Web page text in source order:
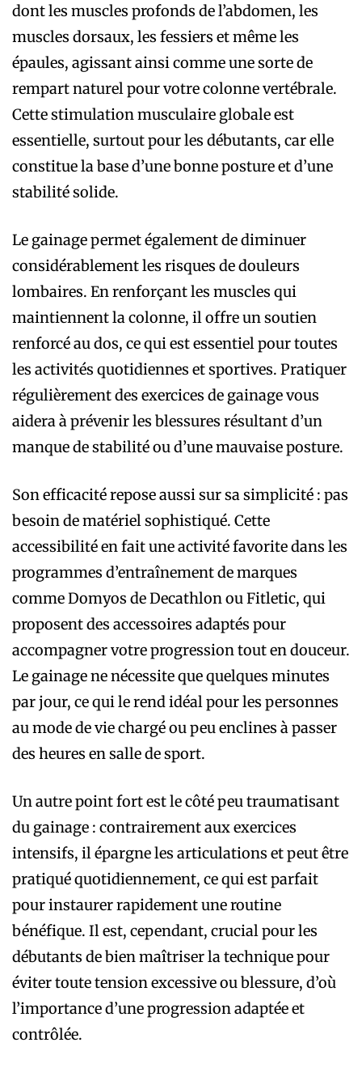
dont les muscles profonds de l’abdomen, les
muscles dorsaux, les fessiers et même les
épaules, agissant ainsi comme une sorte de
rempart naturel pour votre colonne vertébrale.
Cette stimulation musculaire globale est
essentielle, surtout pour les débutants, car elle
constitue la base d’une bonne posture et d’une
stabilité solide.
Le gainage permet également de diminuer
considérablement les risques de douleurs
lombaires. En renforçant les muscles qui
maintiennent la colonne, il offre un soutien
renforcé au dos, ce qui est essentiel pour toutes
les activités quotidiennes et sportives. Pratiquer
régulièrement des exercices de gainage vous
aidera à prévenir les blessures résultant d’un
manque de stabilité ou d’une mauvaise posture.
Son efficacité repose aussi sur sa simplicité : pas
besoin de matériel sophistiqué. Cette
accessibilité en fait une activité favorite dans les
programmes d’entraînement de marques
comme Domyos de Decathlon ou Fitletic, qui
proposent des accessoires adaptés pour
accompagner votre progression tout en douceur.
Le gainage ne nécessite que quelques minutes
par jour, ce qui le rend idéal pour les personnes
au mode de vie chargé ou peu enclines à passer
des heures en salle de sport.
Un autre point fort est le côté peu traumatisant
du gainage : contrairement aux exercices
intensifs, il épargne les articulations et peut être
pratiqué quotidiennement, ce qui est parfait
pour instaurer rapidement une routine
bénéfique. Il est, cependant, crucial pour les
débutants de bien maîtriser la technique pour
éviter toute tension excessive ou blessure, d’où
l’importance d’une progression adaptée et
contrôlée.